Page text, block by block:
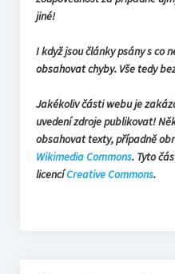
jiné!
I když jsou články psány s co
obsahovat chyby. Vše tedy
Jakékoliv části webu je
uvedení zdroje publikovat!
obsahovat texty, případně
Wikimedia Commons. Tyto
licencíCreative Commons.